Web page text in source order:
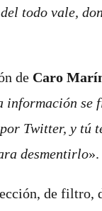
todo vale,
de Caro
se
Twitter, y tú
desmentirlo».
de filtro,